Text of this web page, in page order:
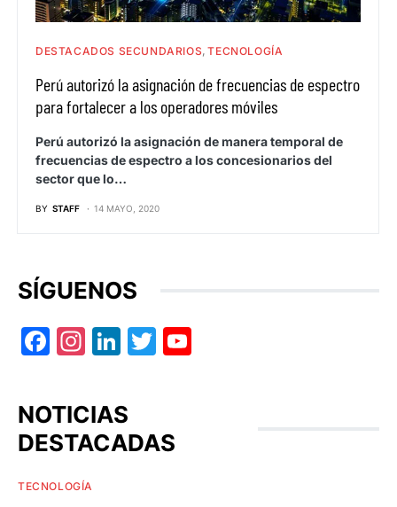
DESTACADOS SECUNDARIOS TECNOLOGÍA
Perú autorizó la asignación de frecuencias de espectro
para fortalecer a los operadores móviles
Perú autorizó la asignación de manera temporal de
frecuencias de espectro a los concesionarios del
sector que lo…
BY STAFF 14 MAYO, 2020
SÍGUENOS
Facebook
Instagram
LinkedIn
Twitter
NOTICIAS
DESTACADAS
TECNOLOGÍA